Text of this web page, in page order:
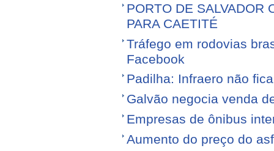
PORTO DE SALVADOR
PARA CAETITÉ
Tráfego em rodovias
Facebook
Padilha: Infraero não
Galvão negocia venda
Empresas de ônibus
Aumento do preço do